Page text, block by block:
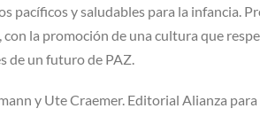
pacíficos y saludables para la infancia.
la promoción de una cultura que
de un futuro de PAZ.
y Ute Craemer. Editorial Alianza para